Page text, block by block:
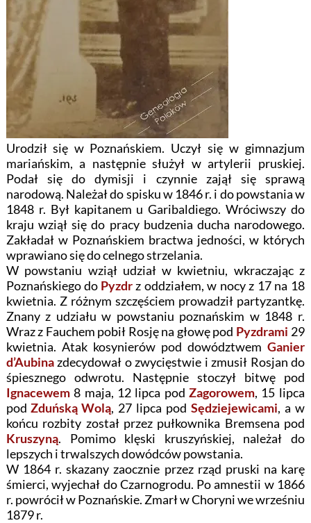
Urodził się w Poznańskiem. Uczył się w gimnazjum
mariańskim, a następnie służył w artylerii pruskiej.
Podał się do dymisji i czynnie zajął się sprawą
narodową. Należał do spisku w 1846 r. i do powstania w
1848 r. Był kapitanem u Garibaldiego. Wróciwszy do
kraju wziął się do pracy budzenia ducha narodowego.
Zakładał w Poznańskiem bractwa jedności, w których
wprawiano się do celnego strzelania.
W powstaniu wziął udział w kwietniu, wkraczając z
Poznańskiego do Pyzdrz oddziałem, w nocy z 17 na 18
kwietnia. Z różnym szczęściem prowadził partyzantkę.
Znany z udziału w powstaniu poznańskim w 1848 r.
Wraz z Fauchem pobił Rosję na głowę pod Pyzdrami 29
kwietnia. Atak kosynierów pod dowództwem Ganier
d’Aubinazdecydował o zwycięstwie i zmusił Rosjan do
śpiesznego odwrotu. Następnie stoczył bitwę pod
Ignacewem8 maja, 12 lipca pod Zagorowem, 15 lipca
pod Zduńską Wolą, 27 lipca pod Sędziejewicami, a w
końcu rozbity został przez pułkownika Bremsena pod
Kruszyną. Pomimo klęski kruszyńskiej, należał do
lepszych i trwalszych dowódców powstania.
W 1864 r. skazany zaocznie przez rząd pruski na karę
śmierci, wyjechał do Czarnogrodu. Po amnestii w 1866
r. powrócił w Poznańskie. Zmarł w Choryni we wrześniu
1879 r.